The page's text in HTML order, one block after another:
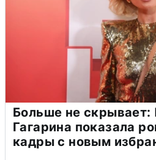
Больше не скрывает:
Гагарина показала
кадры с новым